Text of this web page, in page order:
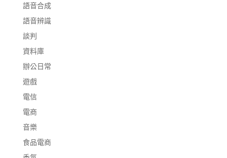
語音合成
語音辨識
談判
資料庫
辦公日常
遊戲
電信
電商
音樂
食品電商